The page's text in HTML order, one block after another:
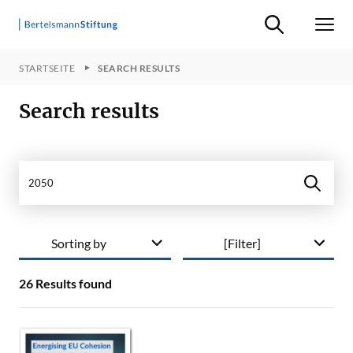
Suche ein-/
STARTSEITE SEARCH RESULTS
Search results
[Filter]
26 Results found
Sorting by